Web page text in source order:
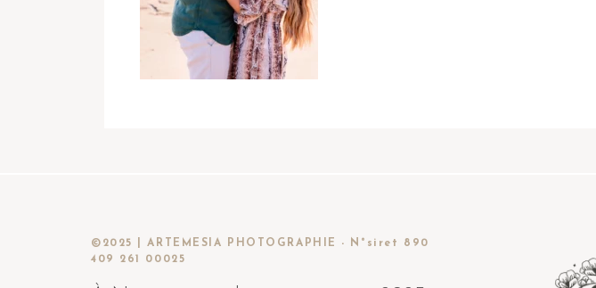
©2025 | ARTEMESIA PHOTOGRAPHIE - N°siret 890
409 261 00025